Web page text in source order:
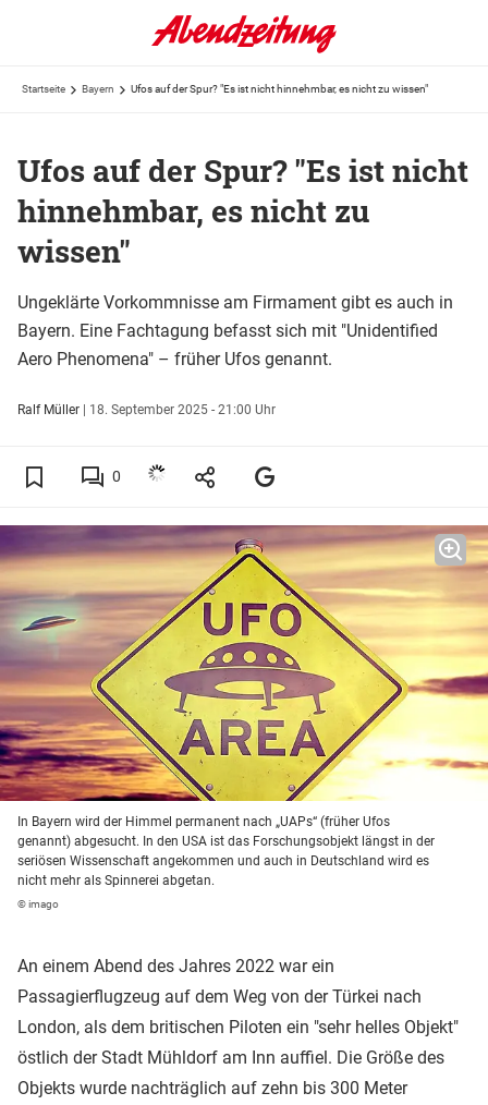
Startseite Bayern Ufos auf der Spur? "Es ist nicht hinnehmbar, es nicht zu wissen"
Ufos auf der Spur? "Es ist nicht
hinnehmbar, es nicht zu
wissen"
Ungeklärte Vorkommnisse am Firmament gibt es auch in
Bayern. Eine Fachtagung befasst sich mit "Unidentified
Aero Phenomena" – früher Ufos genannt.
Ralf Müller | 18. September 2025 - 21:00 Uhr
0
In Bayern wird der Himmel permanent nach „UAPs“ (früher Ufos
genannt) abgesucht. In den USA ist das Forschungsobjekt längst in der
seriösen Wissenschaft angekommen und auch in Deutschland wird es
nicht mehr als Spinnerei abgetan.
© imago
An einem Abend des Jahres 2022 war ein
Passagierflugzeug auf dem Weg von der Türkei nach
London, als dem britischen Piloten ein "sehr helles Objekt"
östlich der Stadt Mühldorf am Inn auffiel. Die Größe des
Objekts wurde nachträglich auf zehn bis 300 Meter